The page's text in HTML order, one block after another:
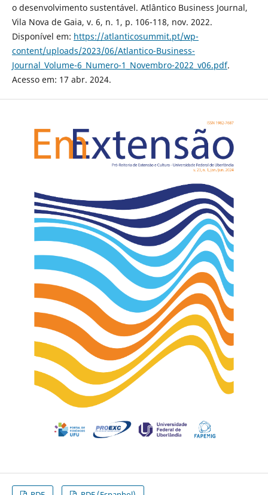
o desenvolvimento sustentável. Atlântico Business Journal,
Vila Nova de Gaia, v. 6, n. 1, p. 106-118, nov. 2022.
Disponível em: https://atlanticosummit.pt/wp-
content/uploads/2023/06/Atlantico-Business-
Journal_Volume-6_Numero-1_Novembro-2022_v06.pdf.
Acesso em: 17 abr. 2024.